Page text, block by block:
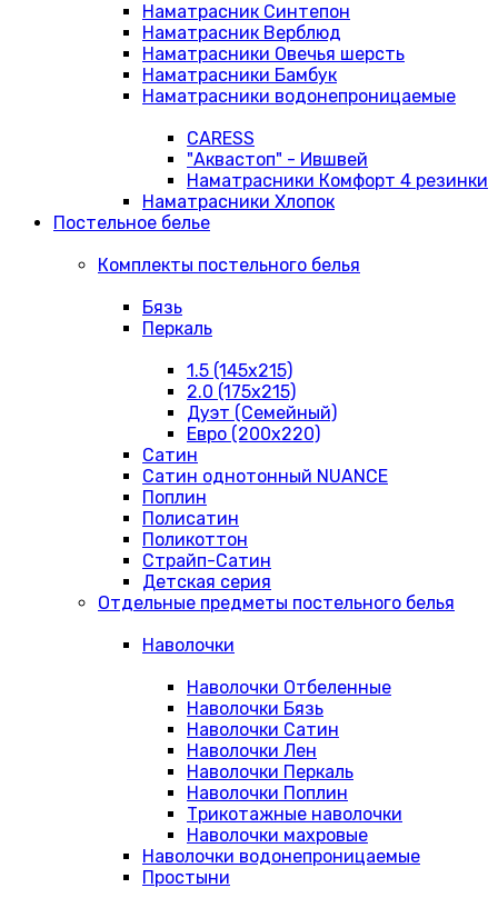
Наматрасник Синтепон
Наматрасник Верблюд
Наматрасники Овечья шерсть
Наматрасники Бамбук
Наматрасники водонепроницаемые
CARESS
"Аквастоп" - Ившвей
Наматрасники Комфорт 4 резинки
Наматрасники Хлопок
Постельное белье
Комплекты постельного белья
Бязь
Перкаль
1.5 (145х215)
2.0 (175х215)
Дуэт (Семейный)
Евро (200х220)
Сатин
Сатин однотонный NUANCE
Поплин
Полисатин
Поликоттон
Страйп-Сатин
Детская серия
Отдельные предметы постельного белья
Наволочки
Наволочки Отбеленные
Наволочки Бязь
Наволочки Сатин
Наволочки Лен
Наволочки Перкаль
Наволочки Поплин
Трикотажные наволочки
Наволочки махровые
Наволочки водонепроницаемые
Простыни